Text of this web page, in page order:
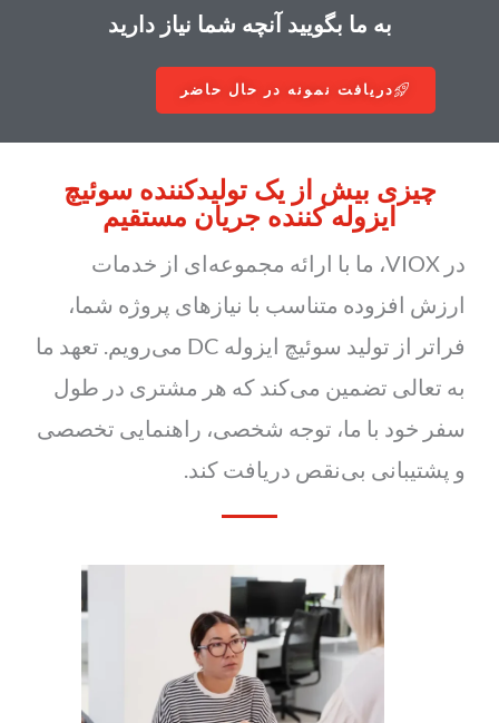
به ما بگویید آنچه شما نیاز دارید
دریافت نمونه در حال حاضر
چیزی بیش از یک تولیدکننده سوئیچ
ایزوله کننده جریان مستقیم
در VIOX، ما با ارائه مجموعه‌ای از خدمات
ارزش افزوده متناسب با نیازهای پروژه شما،
فراتر از تولید سوئیچ ایزوله DC می‌رویم. تعهد ما
به تعالی تضمین می‌کند که هر مشتری در طول
سفر خود با ما، توجه شخصی، راهنمایی تخصصی
و پشتیبانی بی‌نقص دریافت کند.